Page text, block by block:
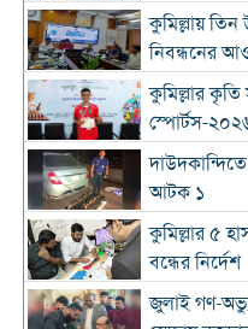
কুমিল্লায়
নিবন্ধনের
কুমিল্লার
স্পোর্টস-
আটক ১
কুমিল্লার ৫
বন্ধের নির্দেশ
জুলাই গণ-